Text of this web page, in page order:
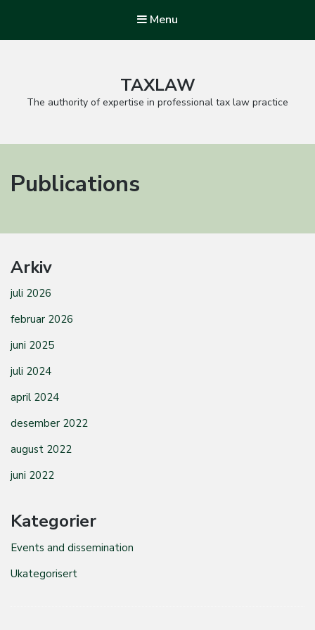
Menu
TAXLAW
The authority of expertise in professional tax law practice
Publications
Arkiv
juli 2026
februar 2026
juni 2025
juli 2024
april 2024
desember 2022
august 2022
juni 2022
Kategorier
Events and dissemination
Ukategorisert